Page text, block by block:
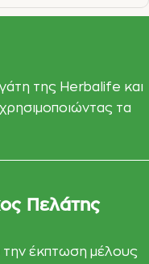
Καλάθι
της Herbalife και
τα
Πελάτης
την έκπτωση μέλους